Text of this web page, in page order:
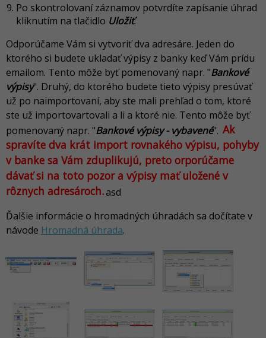
Po skontrolovaní záznamov potvrdíte zapísanie úhrad
kliknutím na tlačidlo Uložiť.
Odporúčame Vám si vytvoriť dva adresáre. Jeden do
ktorého si budete ukladať výpisy z banky keď Vám prídu
emailom. Tento môže byť pomenovaný napr. "Bankové
výpisy". Druhý, do ktorého budete tieto výpisy presúvať
už po naimportovaní, aby ste mali prehľad o tom, ktoré
ste už importovartovali a li a ktoré nie. Tento môže byť
pomenovaný napr. "Bankové výpisy - vybavené". Ak
spravíte dva krát import rovnakého výpisu, pohyby
v banke sa Vám zduplikujú, preto orporúčame
dávať si na toto pozor a výpisy mať uložené v
rôznych adresároch.asd
Ďalšie informácie o hromadných úhradách sa dočítate v
návode Hromadná úhrada.